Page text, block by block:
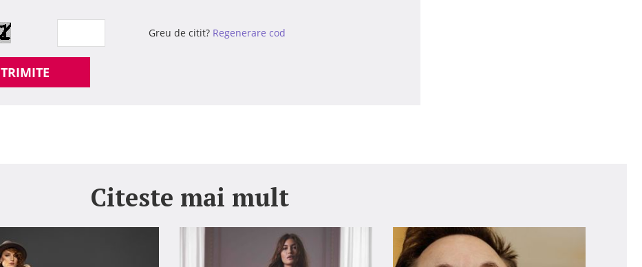
Greu de citit? Regenerare cod
TRIMITE
Citeste mai mult